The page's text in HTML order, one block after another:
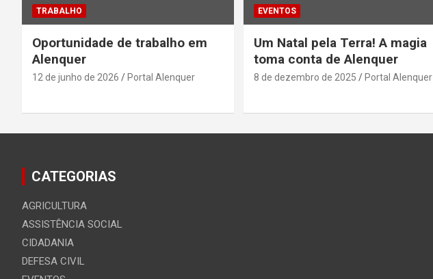
TRABALHO
Oportunidade de trabalho em
Alenquer
12 de junho de 2026 Portal Alenquer
EVENTOS
Um Natal pela Terra! A magia
toma conta de Alenquer
8 de dezembro de 2025 Portal Alenquer
CATEGORIAS
AGRICULTURA
ASSISTÊNCIA SOCIAL
CIDADANIA
DEFESA CIVIL